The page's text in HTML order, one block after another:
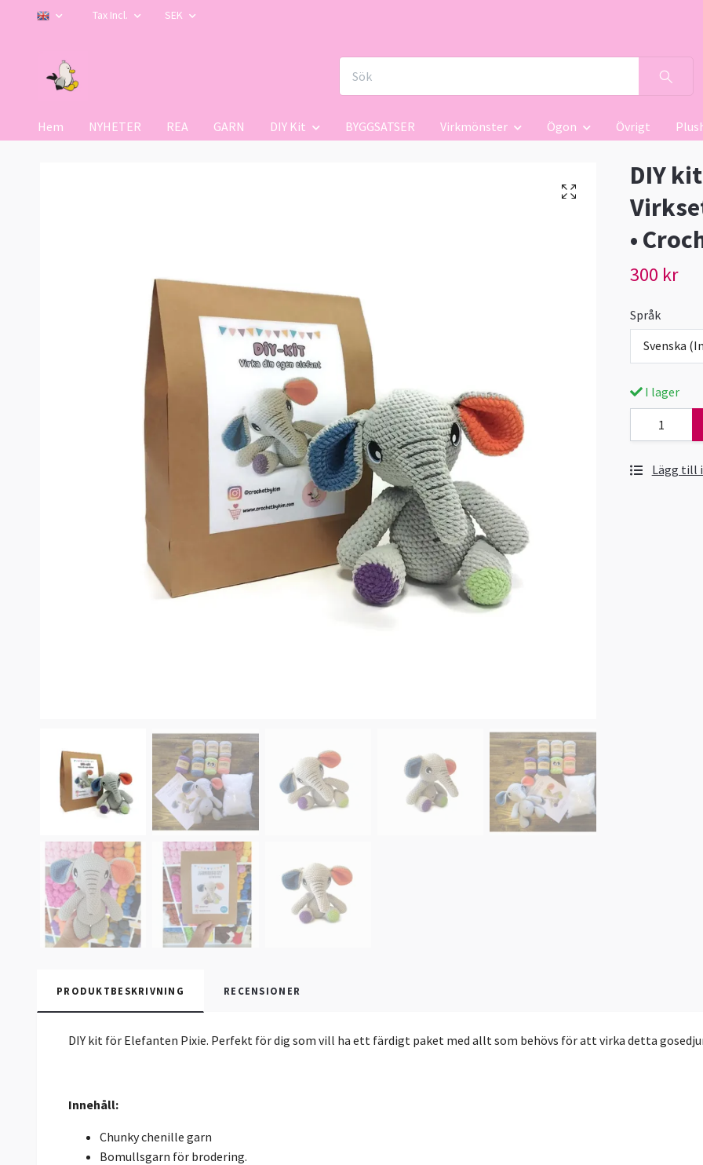
Tax Incl. SEK
Hem NYHETER REA GARN DIY Kit BYGGSATSER Virkmönster Ögon Övrigt
DIY
•
300 kr
Språk
Svenska
I lager
Lägg till
PRODUKTBESKRIVNING RECENSIONER
DIY kit för Elefanten Pixie. Perfekt för dig som vill ha ett färdigt paket med allt som behövs för att virka detta
Innehåll:
Chunky chenille garn
Bomullsgarn för brodering.